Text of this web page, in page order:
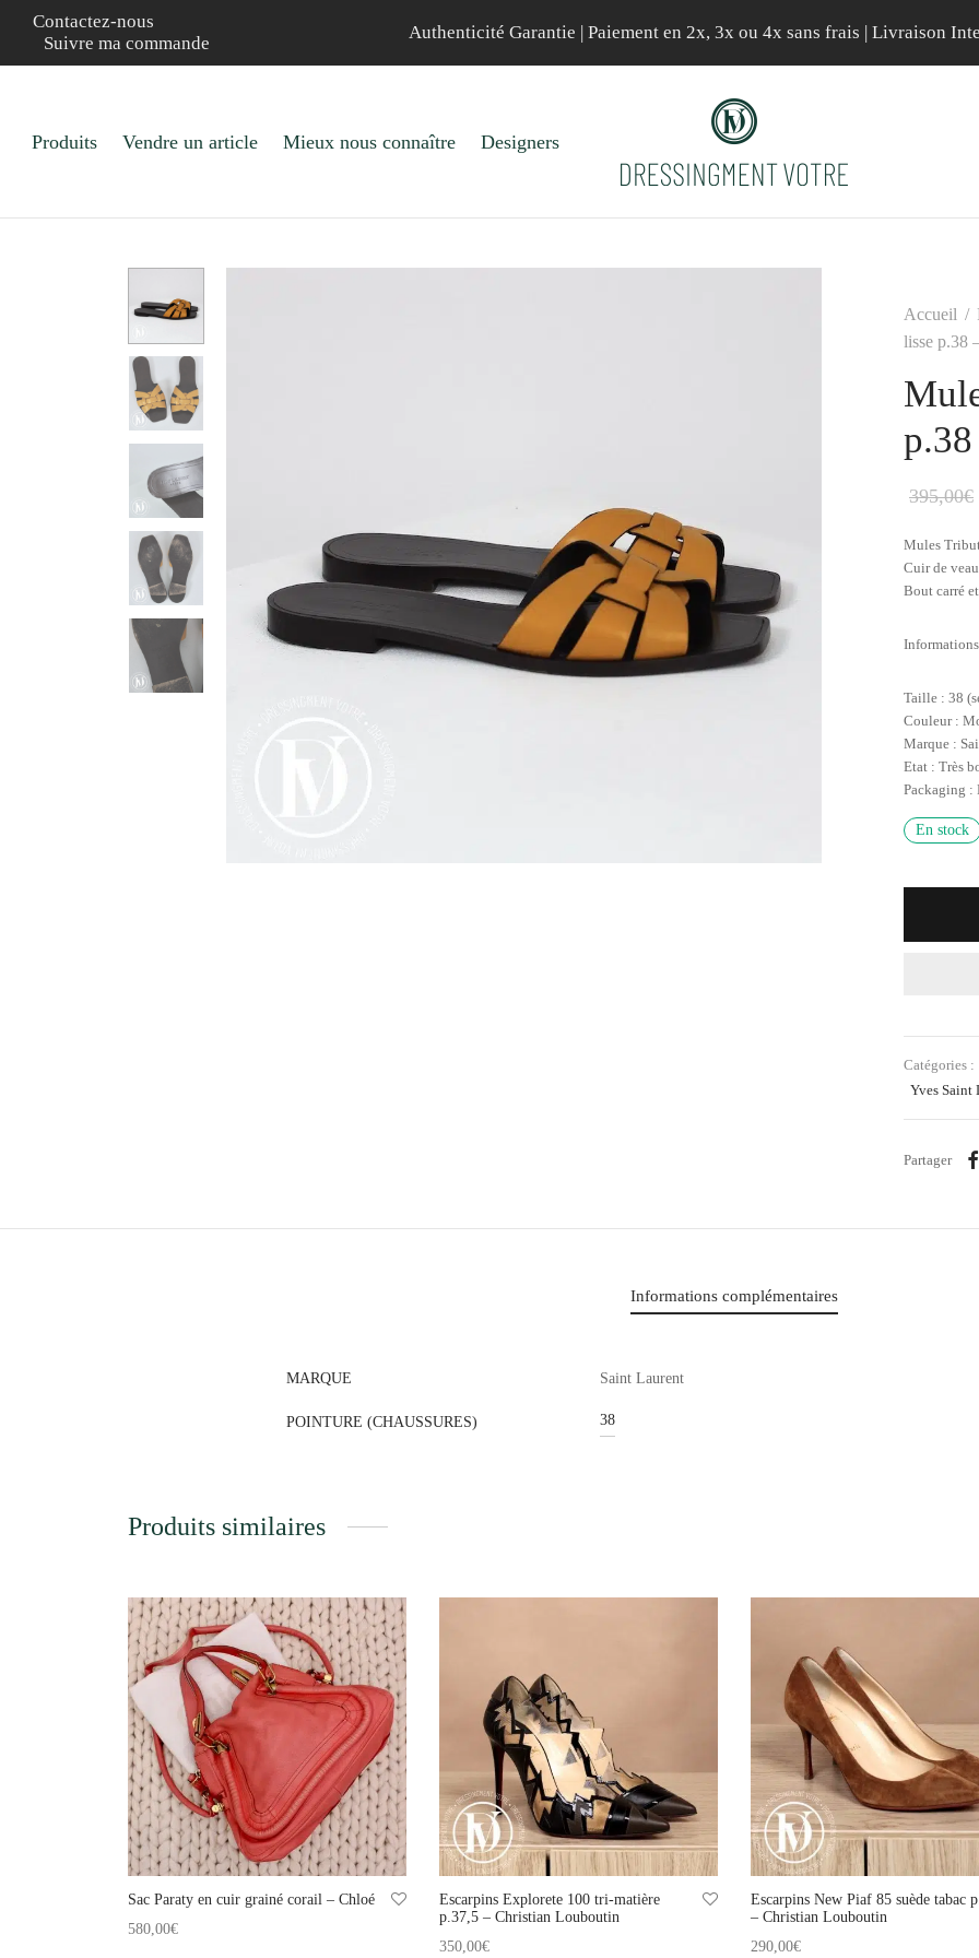
Contactez-nous
Suivre ma commande
Authenticité Garantie | Paiement en 2x, 3x ou 4x sans frais | Livraison
Produits Vendre un article Mieux nous connaître Designers
Accueil /
lisse p.38
395,00€
Mules
Cuir de
Bout carré
Taille : 38
Couleur :
Marque :
Etat : Très
Packaging :
En stock
Catégories :
Yves Saint
Partager
Informations complémentaires
MARQUE Saint Laurent
POINTURE (CHAUSSURES) 38
Produits similaires
Sac Paraty en cuir grainé corail – Chloé
580,00€
Escarpins Explorete 100 tri-matière
p.37,5 – Christian Louboutin
350,00€
Escarpins New Piaf 85 suède tabac
– Christian Louboutin
290,00€